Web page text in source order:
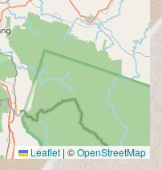
Leaflet | ©OpenStreetMap